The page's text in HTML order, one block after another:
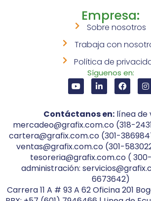
Empresa:
Sobre nosotros
Trabaja con
Política de
Síguenos en:
Contáctanos en: línea de
mercadeo@grafix.com.co (318-
cartera@grafix.com.co (301-
ventas@grafix.com.co (301-
tesoreria@grafix.com.co (
administración:
6673642)
Carrera 11 A # 93 A 62 Oficina 201